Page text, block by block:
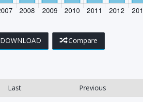
DOWNLOAD Compare
Last Previous